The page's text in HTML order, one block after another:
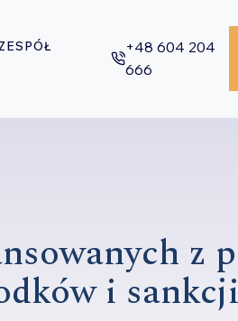
ZESPÓŁ
+48 604 204
666
z
i sankcji